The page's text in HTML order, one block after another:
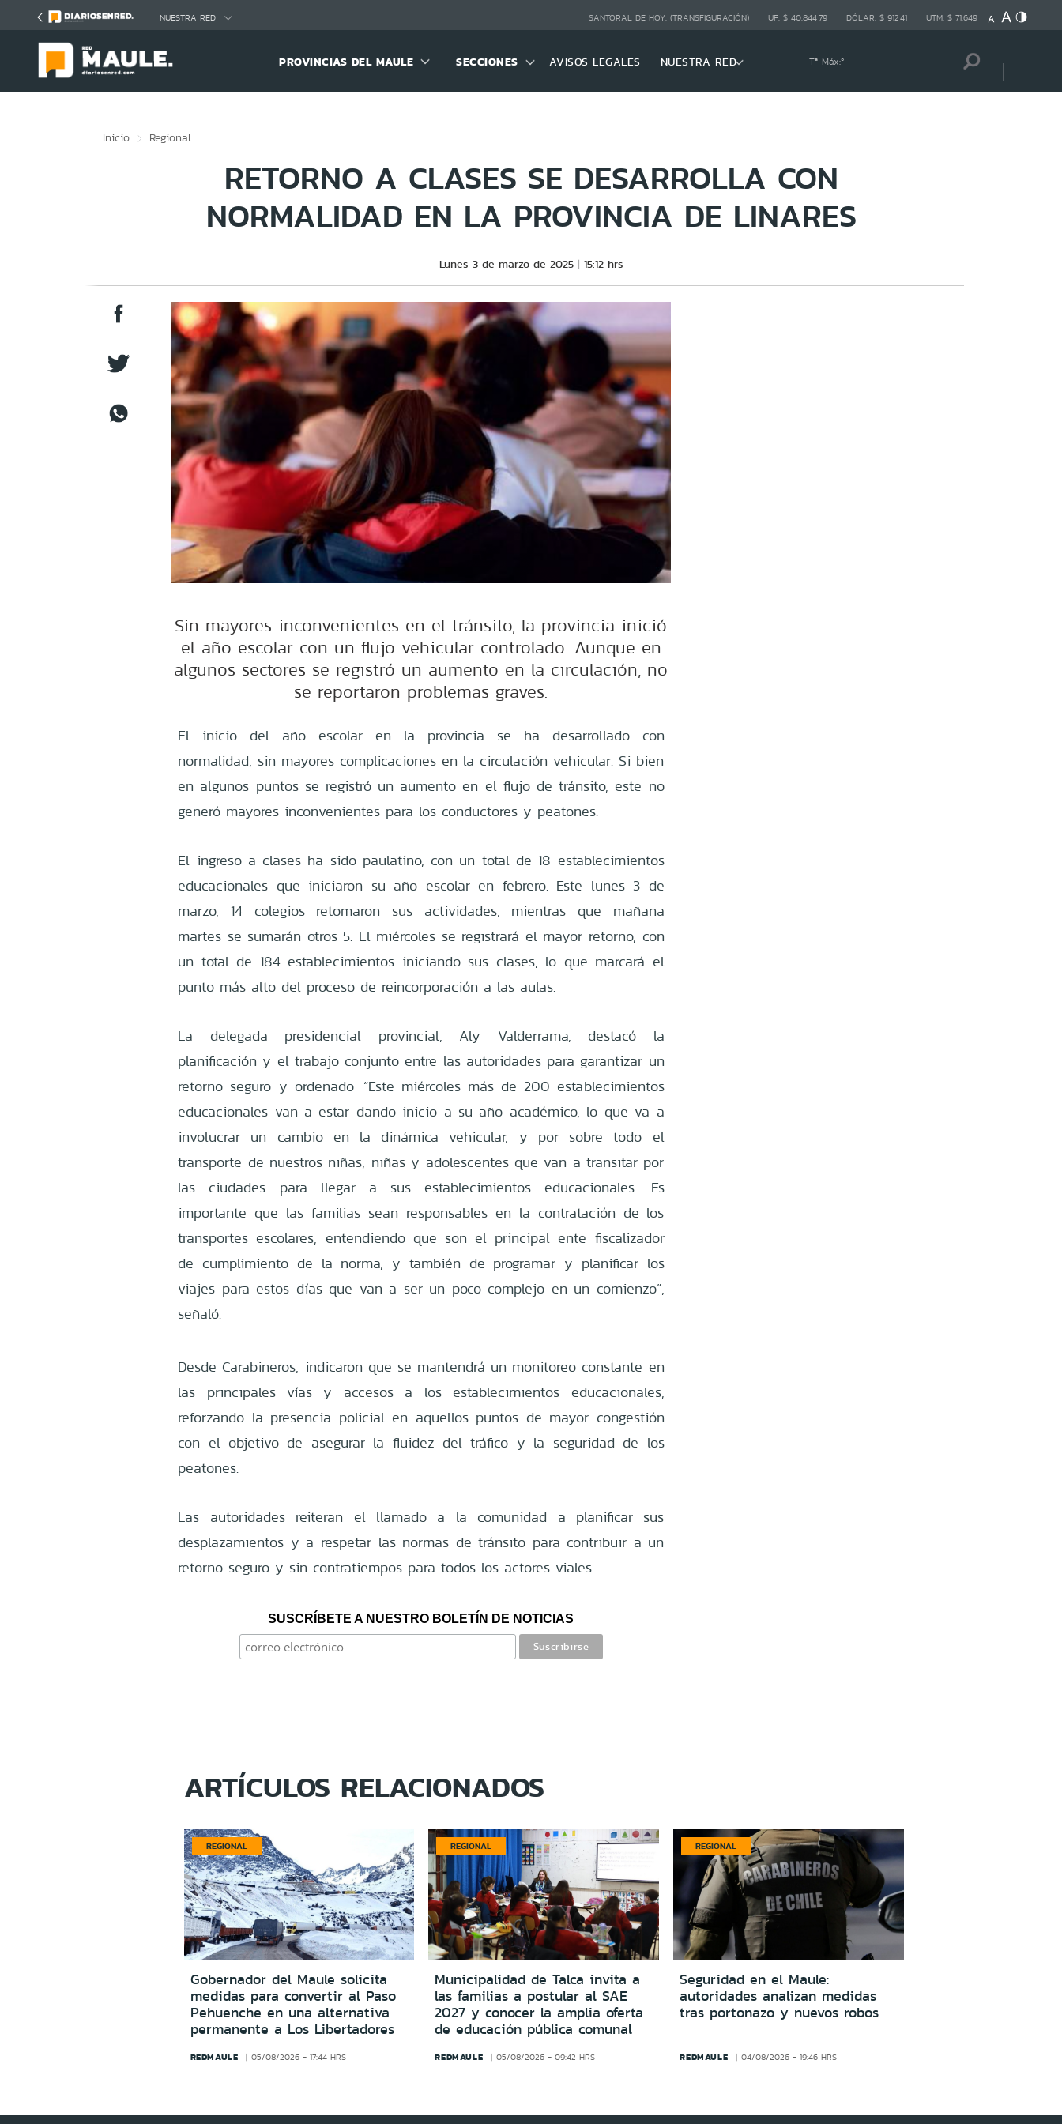
NUESTRA RED SANTORAL DE HOY: (TRANSFIGURACIÓN) UF: $ 40.844,79 DÓLAR: $ 912,41 UTM: $ 71.649
PROVINCIAS DEL MAULE SECCIONES AVISOS LEGALES NUESTRA RED Tª Máx:º
Inicio Regional
RETORNO A CLASES SE DESARROLLA CON
NORMALIDAD EN LA PROVINCIA DE LINARES
Lunes 3 de marzo de 2025 15:12 hrs
Sin mayores inconvenientes en el tránsito, la provincia inició
el año escolar con un flujo vehicular controlado. Aunque en
algunos sectores se registró un aumento en la circulación, no
se reportaron problemas graves.
El inicio del año escolar en la provincia se ha desarrollado con
normalidad, sin mayores complicaciones en la circulación vehicular. Si bien
en algunos puntos se registró un aumento en el flujo de tránsito, este no
generó mayores inconvenientes para los conductores y peatones.
El ingreso a clases ha sido paulatino, con un total de 18 establecimientos
educacionales que iniciaron su año escolar en febrero. Este lunes 3 de
marzo, 14 colegios retomaron sus actividades, mientras que mañana
martes se sumarán otros 5. El miércoles se registrará el mayor retorno, con
un total de 184 establecimientos iniciando sus clases, lo que marcará el
punto más alto del proceso de reincorporación a las aulas.
La delegada presidencial provincial, Aly Valderrama, destacó la
planificación y el trabajo conjunto entre las autoridades para garantizar un
retorno seguro y ordenado: “Este miércoles más de 200 establecimientos
educacionales van a estar dando inicio a su año académico, lo que va a
involucrar un cambio en la dinámica vehicular, y por sobre todo el
transporte de nuestros niñas, niñas y adolescentes que van a transitar por
las ciudades para llegar a sus establecimientos educacionales. Es
importante que las familias sean responsables en la contratación de los
transportes escolares, entendiendo que son el principal ente fiscalizador
de cumplimiento de la norma, y también de programar y planificar los
viajes para estos días que van a ser un poco complejo en un comienzo”,
señaló.
Desde Carabineros, indicaron que se mantendrá un monitoreo constante en
las principales vías y accesos a los establecimientos educacionales,
reforzando la presencia policial en aquellos puntos de mayor congestión
con el objetivo de asegurar la fluidez del tráfico y la seguridad de los
peatones.
Las autoridades reiteran el llamado a la comunidad a planificar sus
desplazamientos y a respetar las normas de tránsito para contribuir a un
retorno seguro y sin contratiempos para todos los actores viales.
SUSCRÍBETE A NUESTRO BOLETÍN DE NOTICIAS
ARTÍCULOS RELACIONADOS
REGIONAL
Gobernador del Maule solicita
medidas para convertir al Paso
Pehuenche en una alternativa
permanente a Los Libertadores
REDMAULE 05/08/2026 - 17:44 HRS
REGIONAL
Municipalidad de Talca invita a
las familias a postular al SAE
2027 y conocer la amplia oferta
de educación pública comunal
REDMAULE 05/08/2026 - 09:42 HRS
REGIONAL
Seguridad en el Maule:
autoridades analizan medidas
tras portonazo y nuevos robos
REDMAULE 04/08/2026 - 19:46 HRS